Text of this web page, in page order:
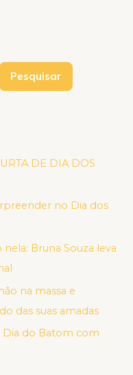
Pesquisar
DE DIA DOS
no Dia dos
Bruna Souza leva
na massa e
das suas amadas
Dia do Batom com